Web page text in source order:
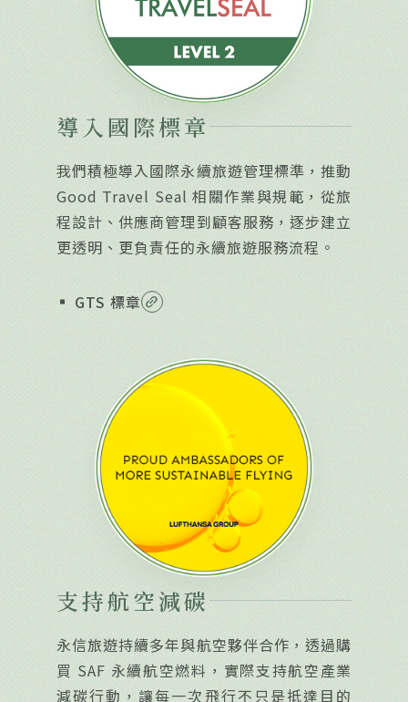
導入國際標章
我們積極導入國際永續旅遊管理標準，推動
Good Travel Seal 相關作業與規範，從旅
程設計、供應商管理到顧客服務，逐步建立
更透明、更負責任的永續旅遊服務流程。
GTS 標章 link_2
支持航空減碳
永信旅遊持續多年與航空夥伴合作，透過購
買 SAF 永續航空燃料，實際支持航空產業
減碳行動，讓每一次飛行不只是抵達目的